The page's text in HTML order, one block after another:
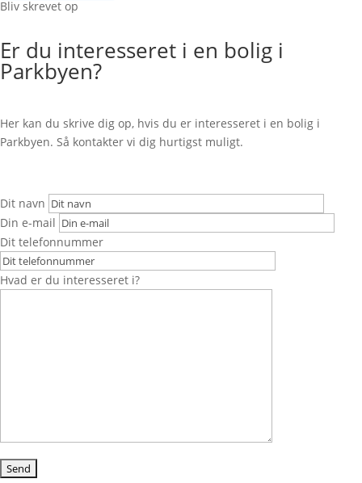
Bliv skrevet op
Er du interesseret i en bolig i
Parkbyen?
Her kan du skrive dig op, hvis du er interesseret i en bolig i
Parkbyen. Så kontakter vi dig hurtigst muligt.
Dit navn
Din e-mail
Dit telefonnummer
Hvad er du interesseret i?